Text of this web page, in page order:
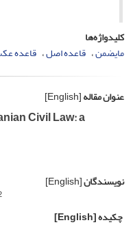
کلیدواژه‌ها
ما‌یضمن قاعده اصل قاعده
عنوان مقاله[English]
Civil Law: a
نویسندگان[English]
چکیده[English]